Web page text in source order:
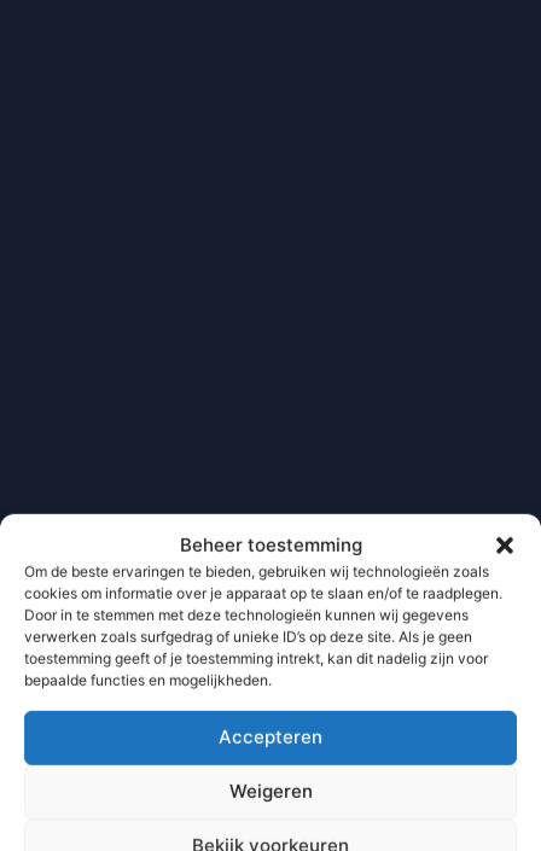
Beheer toestemming
Om de beste ervaringen te bieden, gebruiken wij technologieën zoals
cookies om informatie over je apparaat op te slaan en/of te raadplegen.
Door in te stemmen met deze technologieën kunnen wij gegevens
verwerken zoals surfgedrag of unieke ID’s op deze site. Als je geen
toestemming geeft of je toestemming intrekt, kan dit nadelig zijn voor
bepaalde functies en mogelijkheden.
Accepteren
Weigeren
Bekijk voorkeuren